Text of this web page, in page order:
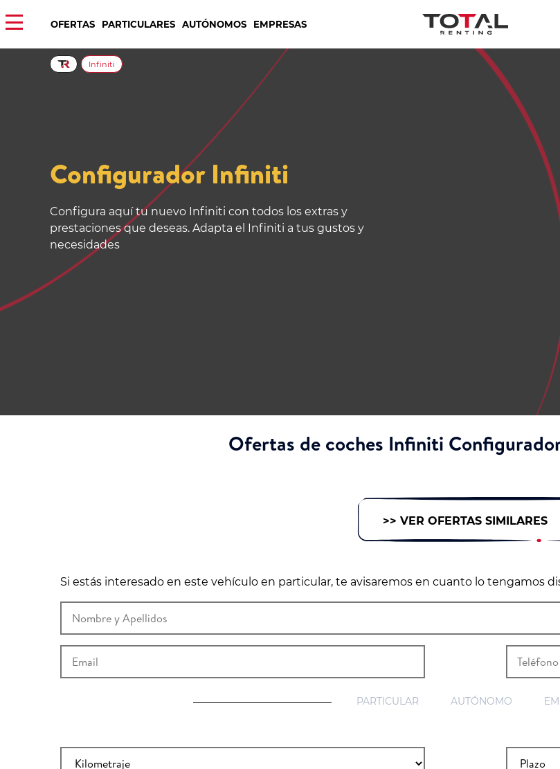
OFERTAS PARTICULARES AUTÓNOMOS EMPRESAS
Configurador Infiniti
Configura aquí tu nuevo Infiniti con todos los extras y
prestaciones que deseas. Adapta el Infiniti a tus gustos y
necesidades
Infiniti
Ofertas de coches Infiniti
>> VER OFERTAS SIMILARES
Si estás interesado en este vehículo en particular, te avisaremos en cuanto lo tengamos
PARTICULAR AUTÓNOMO